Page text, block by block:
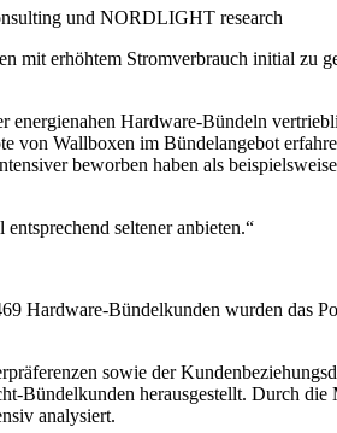
und NORDLIGHT research
mit erhöhtem Stromverbrauch initial zu
Hardware-Bündeln
von Wallboxen im Bündelangebot
beworben haben als
seltener anbieten.“
Hardware-Bündelkunden wurden das
sowie der
herausgestellt. Durch die
analysiert.